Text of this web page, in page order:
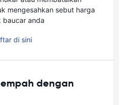
mengesahkan sebut harga
baucar anda
di sini
dengan